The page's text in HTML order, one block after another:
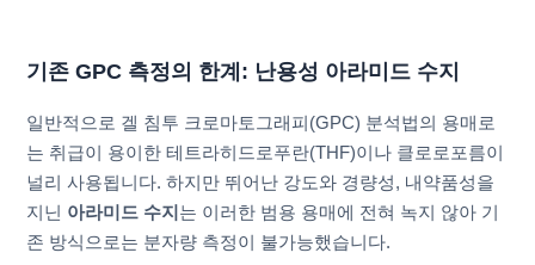
기존 GPC 측정의 한계: 난용성 아라미드 수지
일반적으로 겔 침투 크로마토그래피(GPC) 분석법의 용매로
는 취급이 용이한 테트라히드로푸란(THF)이나 클로로포름이
널리 사용됩니다. 하지만 뛰어난 강도와 경량성, 내약품성을
지닌 아라미드 수지는 이러한 범용 용매에 전혀 녹지 않아 기
존 방식으로는 분자량 측정이 불가능했습니다.